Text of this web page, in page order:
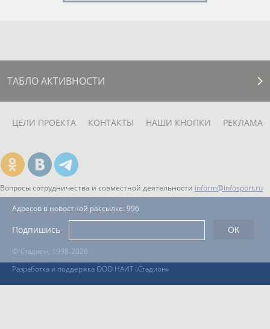
ТАБЛО АКТИВНОСТИ
ЦЕЛИ ПРОЕКТА КОНТАКТЫ НАШИ КНОПКИ РЕКЛАМА
Вопросы сотрудничества и совместной деятельности inform@infosport.ru
© Стадион, 1998-2026
Разработка и поддержка ООО НАИТ «Стадион»
Адресов в новостной рассылке: 996
Подпишись